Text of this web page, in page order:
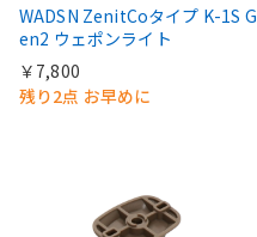
WADSN ZenitCoタイプ K-1S G
en2 ウェポンライト
￥7,800
残り2点 お早めに